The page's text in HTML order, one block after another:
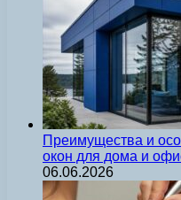
Преимущества и
окон для дома и
06.06.2026